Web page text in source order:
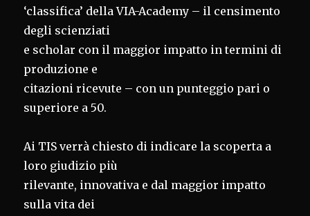
‘classifica’ della VIA-Academy – il censimento
degli scienziati
e scholar con il maggior impatto in termini di
produzione e
citazioni ricevute – con un punteggio pari o
superiore a 50.
Ai TIS verrà chiesto di indicare la scoperta a
loro giudizio più
rilevante, innovativa e dal maggior impatto
sulla vita dei